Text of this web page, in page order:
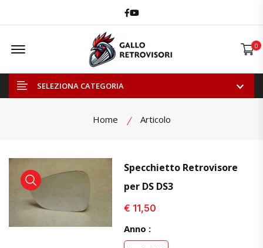
Facebook
Youtube
Offcanvas Menu Open 0
SELEZIONA CATEGORIA
Home Articolo
visualizza prodotto visualizza prodotto
Specchietto Retrovisore
per DS DS3
€ 11,50
Anno :